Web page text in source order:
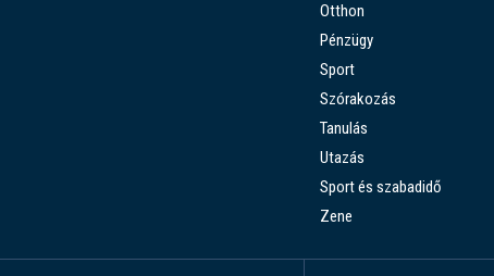
Otthon
Pénzügy
Sport
Szórakozás
Tanulás
Utazás
Sport és szabadidő
Zene